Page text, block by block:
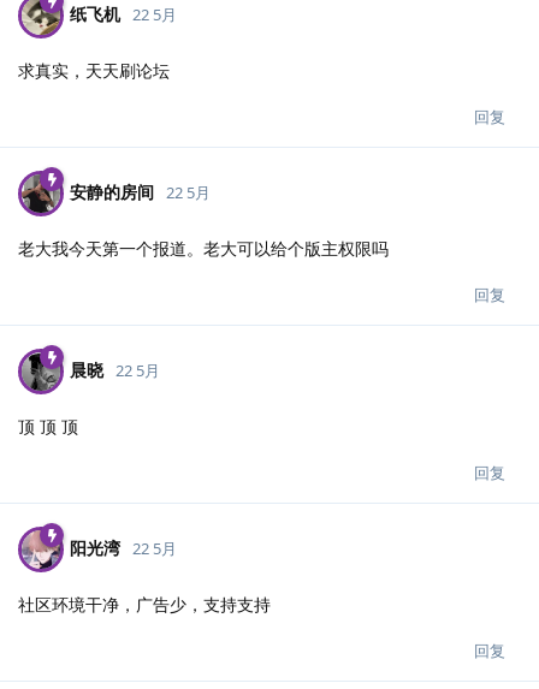
纸飞机 22 5月
求真实，天天刷论坛
回复
安静的房间 22 5月
老大我今天第一个报道。老大可以给个版主权限吗
回复
晨晓 22 5月
顶 顶 顶
回复
阳光湾 22 5月
社区环境干净，广告少，支持支持
回复